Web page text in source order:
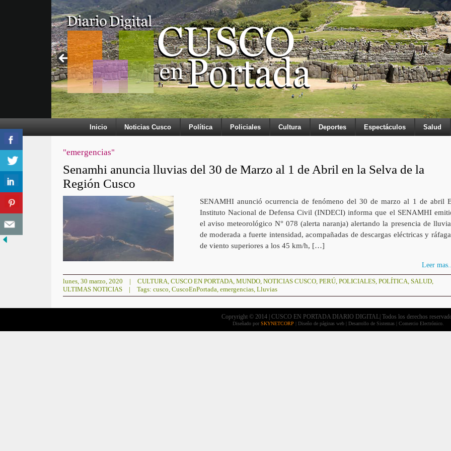
Inicio Noticias Cusco Política Policiales Cultura Deportes Espectáculos Salud
"emergencias"
Senamhi anuncia lluvias del 30 de Marzo al 1 de Abril en la Selva de la
Región Cusco
SENAMHI anunció ocurrencia de fenómeno del 30 de marzo al 1 de abril
Instituto Nacional de Defensa Civil (INDECI) informa que el SENAMHI
el aviso meteorológico N° 078 (alerta naranja) alertando la presencia de
de moderada a fuerte intensidad, acompañadas de descargas eléctricas y
de viento superiores a los 45 km/h, […]
Leer mas...
lunes, 30 marzo, 2020 | CULTURA CUSCO EN PORTADA MUNDO, NOTICIAS CUSCO, PERÚ, POLICIALES, POLÍTICA SALUD,
ULTIMAS NOTICIAS
| Tags: cusco CuscoEnPortada emergencias, Lluvias
Copryright © 2014 | CUSCO EN PORTADA DIARIO DIGITAL| Todos los derechos
Diseñado por SKYNETCORP | Diseño de páginas web | Desarrollo de Sistemas | Comercio Electrónico.